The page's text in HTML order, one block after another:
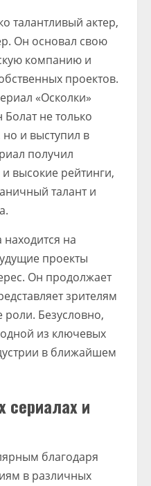
талантливый актер,
Он основал свою
компанию и
проектов.
«Осколки»
не только
и выступил в
получил
высокие рейтинги,
талант и
на
проекты
Он продолжает
зрителям
Безусловно,
одной из ключевых
в ближайшем
сериалах и
благодаря
в различных